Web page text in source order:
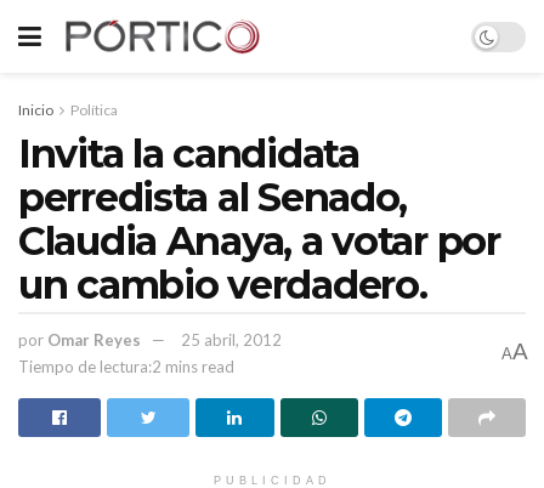
Inicio Política
Invita la candidata
perredista al Senado,
Claudia Anaya, a votar por
un cambio verdadero.
por Omar Reyes
25 abril, 2012
Tiempo de lectura:2 mins read
AA
PUBLICIDAD